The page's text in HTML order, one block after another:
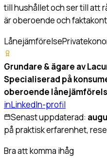
till hushållet och ser till att
är oberoende och
Lånejämförelse
Grundare & ägare av
Specialiserad på
oberoende
inLinkedIn-profil
Senast uppdaterad:
på praktisk erfarenhet,
Bra att komma ihåg